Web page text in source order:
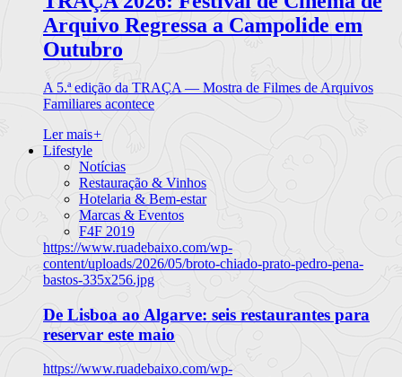
Arquivo Regressa a Campolide em
Outubro
A 5.ª edição da TRAÇA — Mostra de Filmes de Arquivos
Familiares acontece
Ler mais+
Lifestyle
Notícias
Restauração & Vinhos
Hotelaria & Bem-estar
Marcas & Eventos
F4F 2019
https://www.ruadebaixo.com/wp-
content/uploads/2026/05/broto-chiado-prato-pedro-pena-
bastos-335x256.jpg
De Lisboa ao Algarve: seis restaurantes para
reservar este maio
https://www.ruadebaixo.com/wp-